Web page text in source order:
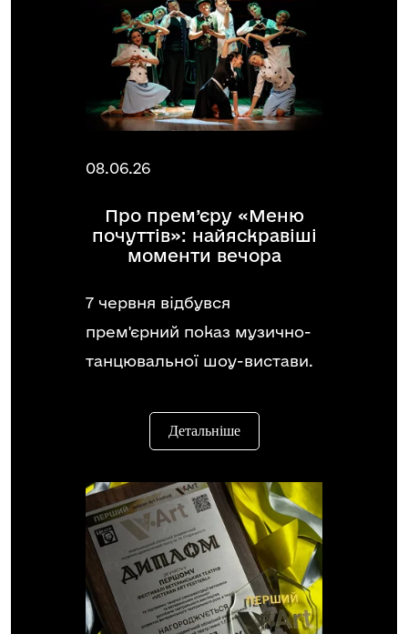
08.06.26
Про прем’єру «Меню
почуттів»: найяскравіші
моменти вечора
7 червня відбувся
прем'єрний показ музично-
танцювальної шоу-вистави.
Детальніше